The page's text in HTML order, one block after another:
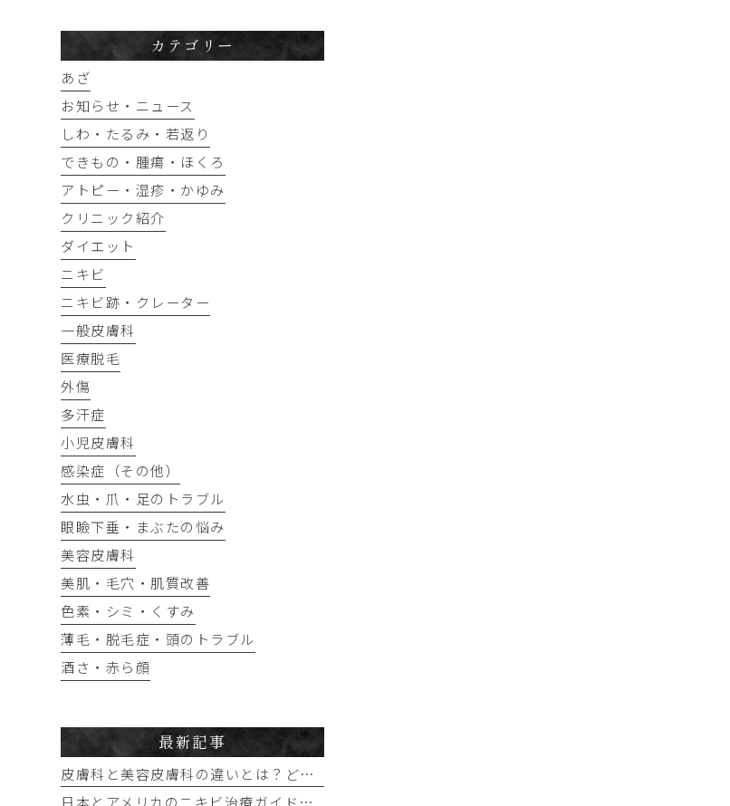
カテゴリー
あざ
お知らせ・ニュース
しわ・たるみ・若返り
できもの・腫瘍・ほくろ
アトピー・湿疹・かゆみ
クリニック紹介
ダイエット
ニキビ
ニキビ跡・クレーター
一般皮膚科
医療脱毛
外傷
多汗症
小児皮膚科
感染症（その他）
水虫・爪・足のトラブル
眼瞼下垂・まぶたの悩み
美容皮膚科
美肌・毛穴・肌質改善
色素・シミ・くすみ
薄毛・脱毛症・頭のトラブル
酒さ・赤ら顔
最新記事
皮膚科と美容皮膚科の違いとは？どっちに行けばいい？
日本とアメリカのニキビ治療ガイドラインの違い｜保険診療ではできない治療と自費治療の選択肢